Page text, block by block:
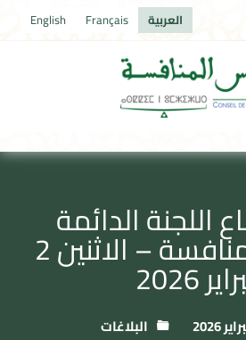
العربية Français
English
اللجنة الدائمة
لمجلس المنافسة – الاثنين 2
2026
البلاغات